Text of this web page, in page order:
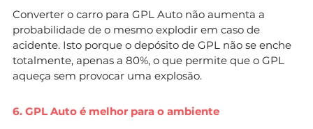
Converter o carro para GPL Auto não aumenta a
probabilidade de o mesmo explodir em caso de
acidente. Isto porque o depósito de GPL não se enche
totalmente, apenas a 80%, o que permite que o GPL
aqueça sem provocar uma explosão.
6. GPL Auto é melhor para o ambiente